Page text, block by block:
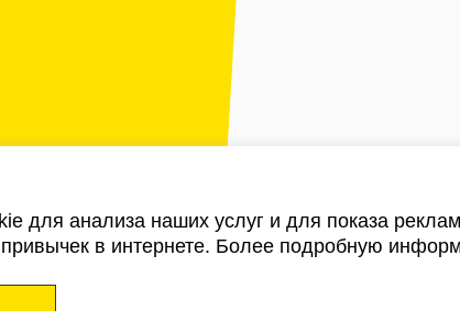
для анализа наших услуг и для показа
в интернете. Более подробную